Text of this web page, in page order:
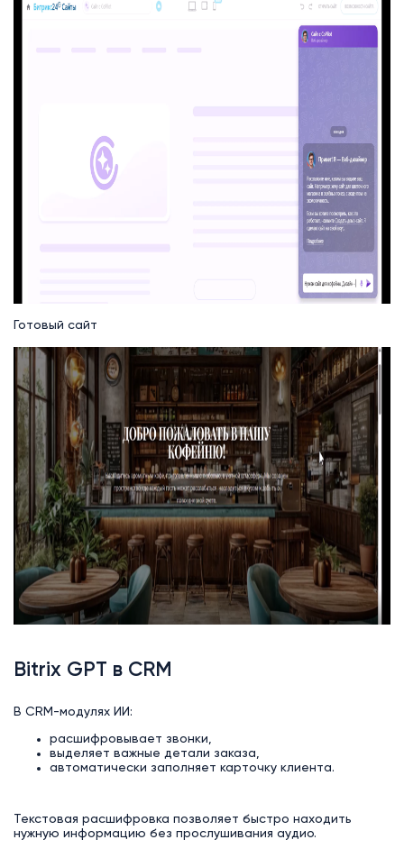
Готовый сайт
Bitrix GPT в CRM
В CRM-модулях ИИ:
расшифровывает звонки,
выделяет важные детали заказа,
автоматически заполняет карточку клиента.
Текстовая расшифровка позволяет быстро находить
нужную информацию без прослушивания аудио.